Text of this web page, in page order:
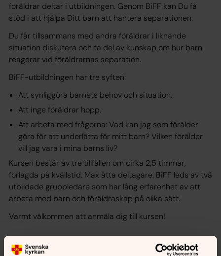
föräldrar deltar i utbildningen. Genom BiFF kan Du få
stöd i att hjälpa Ditt barn att hantera separationen.
Du får tillsammans med andra föräldrar i liknande
situation diskutera och ta del av kunskap om hur barn
reagerar vid föräldrarnas separation.
BiFF-utbildningen har tre syften:
Att synliggöra barnets behov och situation.
Att inge föräldrar hopp.
Att arbeta med frågorna: Vad kan jag som förälder
göra för att underlätta för mitt barn? Vilken förälder
vill jag vara i mina barns liv?
Kursen består av tre tillfällen om cirka 2,5 timmar,
förlagda på kvällstid. Max åtta deltagare. BiFF leds av två
utbildade gruppledare som har lång erfarenhet av att
arbeta med barn och föräldraskap på olika sätt.
Varmt välkommen att anmäla dig till kursen!